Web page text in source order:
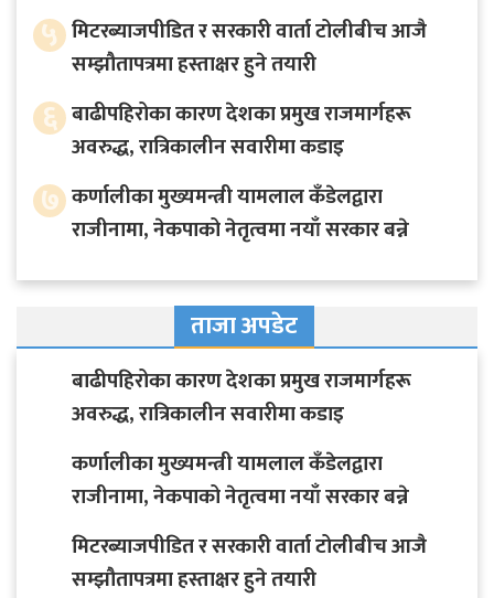
५ मिटरब्याजपीडित र सरकारी वार्ता टोलीबीच आजै
सम्झौतापत्रमा हस्ताक्षर हुने तयारी
६ बाढीपहिरोका कारण देशका प्रमुख राजमार्गहरू
अवरुद्ध, रात्रिकालीन सवारीमा कडाइ
७ कर्णालीका मुख्यमन्त्री यामलाल कँडेलद्वारा
राजीनामा, नेकपाको नेतृत्वमा नयाँ सरकार बन्ने
ताजा अपडेट
बाढीपहिरोका कारण देशका प्रमुख राजमार्गहरू
अवरुद्ध, रात्रिकालीन सवारीमा कडाइ
कर्णालीका मुख्यमन्त्री यामलाल कँडेलद्वारा
राजीनामा, नेकपाको नेतृत्वमा नयाँ सरकार बन्ने
मिटरब्याजपीडित र सरकारी वार्ता टोलीबीच आजै
सम्झौतापत्रमा हस्ताक्षर हुने तयारी